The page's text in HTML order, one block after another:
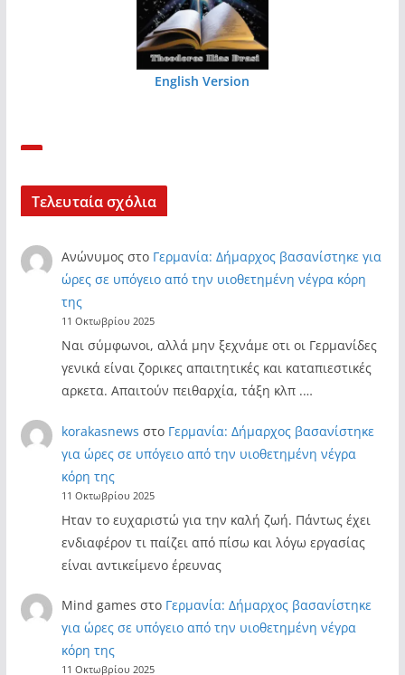
English Version
Τελευταία σχόλια
Ανώνυμος στο Γερμανία: Δήμαρχος βασανίστηκε για
ώρες σε υπόγειο από την υιοθετημένη νέγρα κόρη
της
11 Οκτωβρίου 2025
Ναι σύμφωνοι, αλλά μην ξεχνάμε οτι οι Γερμανίδες
γενικά είναι ζορικες απαιτητικές και καταπιεστικές
αρκετα. Απαιτούν πειθαρχία, τάξη κλπ .…
korakasnews στο Γερμανία: Δήμαρχος βασανίστηκε
για ώρες σε υπόγειο από την υιοθετημένη νέγρα
κόρη της
11 Οκτωβρίου 2025
Ηταν το ευχαριστώ για την καλή ζωή. Πάντως έχει
ενδιαφέρον τι παίζει από πίσω και λόγω εργασίας
είναι αντικείμενο έρευνας
Mind games στο Γερμανία: Δήμαρχος βασανίστηκε
για ώρες σε υπόγειο από την υιοθετημένη νέγρα
κόρη της
11 Οκτωβρίου 2025